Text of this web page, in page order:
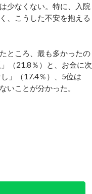
少なくない。特に、入院
、こうした不安を抱える
ところ、最も多かったの
（21.8％）と、お金に次
」（17.4％）、5位は
いことが分かった。